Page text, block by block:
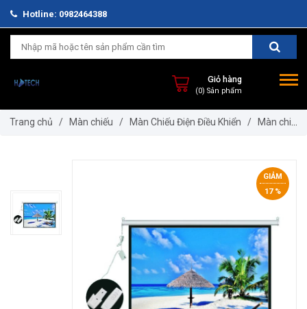
Hotline: 0982464388
Giỏ hàng
Trang chủ / Màn chiếu / Màn Chiếu Điện Điều Khiển /
Màn chiếu
GIẢM
17 %